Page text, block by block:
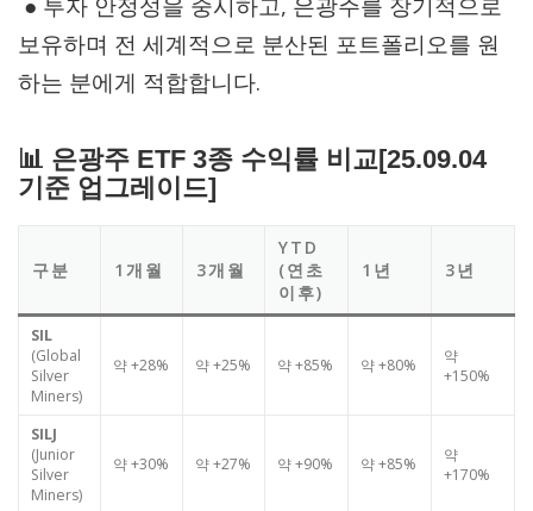
보유하며 전 세계적으로 분산된 포트폴리오를 원
하는 분에게 적합합니다.
📊 은광주 ETF 3종 수익률 비교[25.09.04
기준 업그레이드]
구분 1개월 3개월
YTD
(연초
이후)
1년 3년
SIL
(Global
Silver
Miners)
약 +28% 약 +25% 약 +85% 약 +80%
약
+150%
SILJ
(Junior
Silver
Miners)
약 +30% 약 +27% 약 +90% 약 +85%
약
+170%